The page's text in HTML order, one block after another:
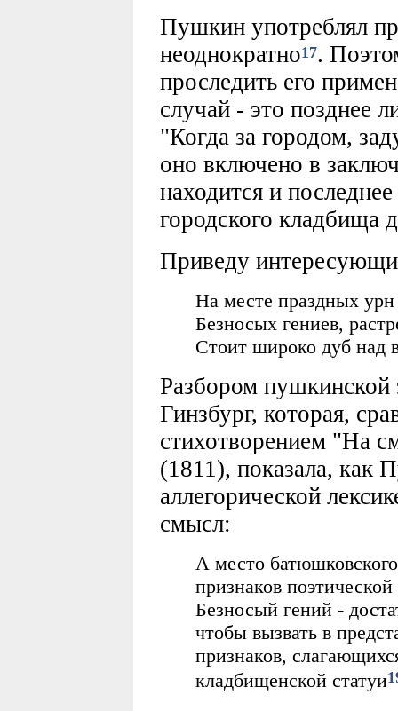
Пушкин употреблял
неоднократно17.
проследить его
случай - это позднее
"Когда за городом,
оно включено в
находится и
городского кладбища
Приведу
На месте праздных
Безносых гениев,
Стоит широко дуб над
Разбором пушкинской
Гинзбург, которая,
стихотворением "На
(1811), показала, как
аллегорической
смысл:
А место
признаков
Безносый гений -
чтобы вызвать в
признаков,
кладбищенской статуи